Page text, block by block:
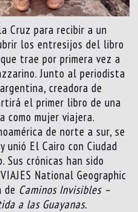
Cruz para recibir a un
los entresijos del libro
trae por primera vez a
Junto al periodista
creadora de
el primer libro de una
como mujer viajera.
de norte a sur, se
unió El Cairo con Ciudad
Sus crónicas han sido
National Geographic
de Caminos Invisibles –
a las Guayanas.